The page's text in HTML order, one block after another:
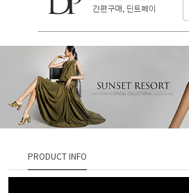
PRODUCT INFO